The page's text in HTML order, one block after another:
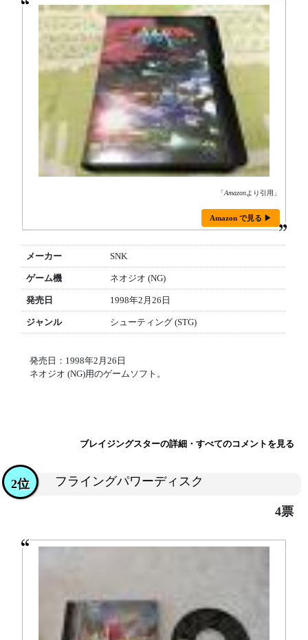
「Amazonより引用」
Amazon で見る ▶
メーカー SNK
ゲーム機 ネオジオ (NG)
発売日 1998年2月26日
ジャンル シューティング (STG)
発売日：1998年2月26日
ネオジオ (NG)用のゲームソフト。
ブレイジングスターの詳細・すべてのコメントを見る
フライングパワーディスク
2位
4票